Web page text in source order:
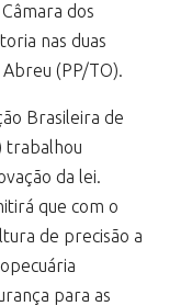
dos
nas duas
(PP/TO).
Brasileira de
trabalhou
da lei.
que com o
de precisão a
para as